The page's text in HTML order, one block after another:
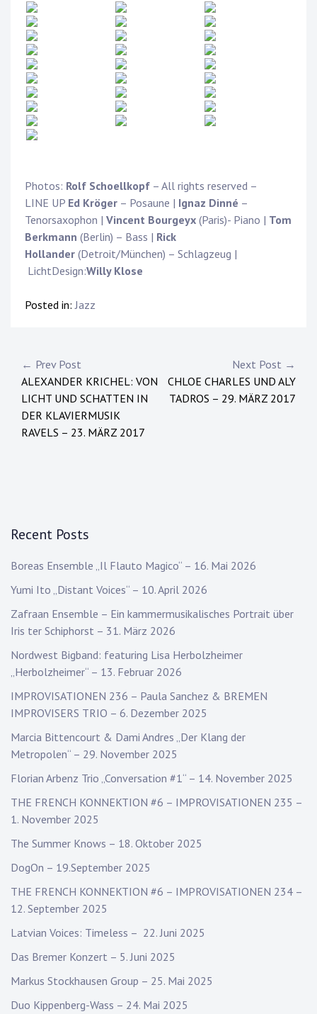
Photos: Rolf Schoellkopf – All rights reserved –
LINE UP Ed Kröger – Posaune | Ignaz Dinné –
Tenorsaxophon | Vincent Bourgeyx (Paris)- Piano | Tom
Berkmann (Berlin) – Bass | Rick
Hollander (Detroit/München) – Schlagzeug |
LichtDesign:Willy Klose
Posted in:Jazz
Post
navigation
← Prev Post
ALEXANDER KRICHEL: VON
LICHT UND SCHATTEN IN
DER KLAVIERMUSIK
RAVELS – 23. MÄRZ 2017
Next Post →
CHLOE CHARLES UND ALY
TADROS – 29. MÄRZ 2017
Recent Posts
Boreas Ensemble „Il Flauto Magico“ – 16. Mai 2026
Yumi Ito „Distant Voices“ – 10. April 2026
Zafraan Ensemble – Ein kammermusikalisches Portrait über
Iris ter Schiphorst – 31. März 2026
Nordwest Bigband: featuring Lisa Herbolzheimer
„Herbolzheimer“ – 13. Februar 2026
IMPROVISATIONEN 236 – Paula Sanchez & BREMEN
IMPROVISERS TRIO – 6. Dezember 2025
Marcia Bittencourt & Dami Andres „Der Klang der
Metropolen“ – 29. November 2025
Florian Arbenz Trio „Conversation #1“ – 14. November 2025
THE FRENCH KONNEKTION #6 – IMPROVISATIONEN 235 –
1. November 2025
The Summer Knows – 18. Oktober 2025
DogOn – 19.September 2025
THE FRENCH KONNEKTION #6 – IMPROVISATIONEN 234 –
12. September 2025
Latvian Voices: Timeless – 22. Juni 2025
Das Bremer Konzert – 5. Juni 2025
Markus Stockhausen Group – 25. Mai 2025
Duo Kippenberg-Wass – 24. Mai 2025